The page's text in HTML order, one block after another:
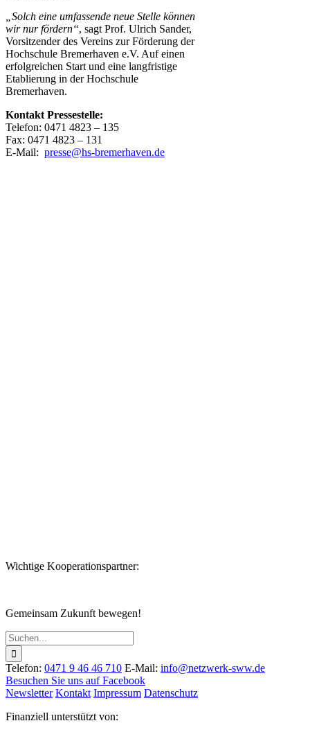
„Solch eine umfassende neue Stelle können
wir nur fördern“, sagt Prof. Ulrich Sander,
Vorsitzender des Vereins zur Förderung der
Hochschule Bremerhaven e.V. Auf einen
erfolgreichen Start und eine langfristige
Etablierung in der Hochschule
Bremerhaven.
Kontakt Pressestelle:
Telefon: 0471 4823 – 135
Fax: 0471 4823 – 131
E-Mail: presse@hs-bremerhaven.de
Wichtige Kooperationspartner:
Gemeinsam Zukunft bewegen!
Suche
nach:
Telefon: 0471 9 46 46 710 E-Mail: info@netzwerk-sww.de
Besuchen Sie uns auf Facebook
Newsletter Kontakt Impressum Datenschutz
Finanziell unterstützt von: